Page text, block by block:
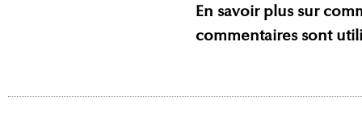
En savoir plus sur
commentaires sont